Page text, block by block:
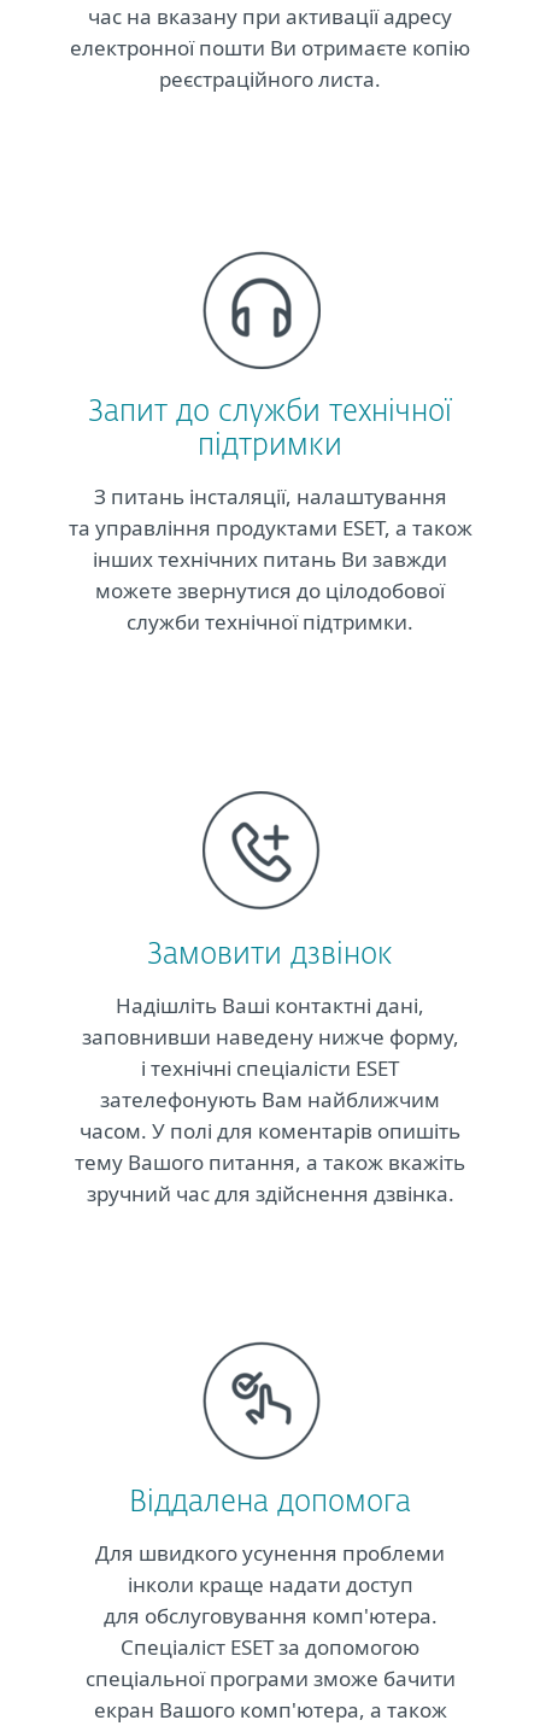
час на вказану при активації адресу
електронної пошти Ви отримаєте копію
реєстраційного листа.
Запит до служби технічної
підтримки
З питань інсталяції, налаштування
та управління продуктами ESET, а також
інших технічних питань Ви завжди
можете звернутися до цілодобової
служби технічної підтримки.
Замовити дзвінок
Надішліть Ваші контактні дані,
заповнивши наведену нижче форму,
і технічні спеціалісти ESET
зателефонують Вам найближчим
часом. У полі для коментарів опишіть
тему Вашого питання, а також вкажіть
зручний час для здійснення дзвінка.
Віддалена допомога
Для швидкого усунення проблеми
інколи краще надати доступ
для обслуговування комп'ютера.
Спеціаліст ESET за допомогою
спеціальної програми зможе бачити
екран Вашого комп'ютера, а також